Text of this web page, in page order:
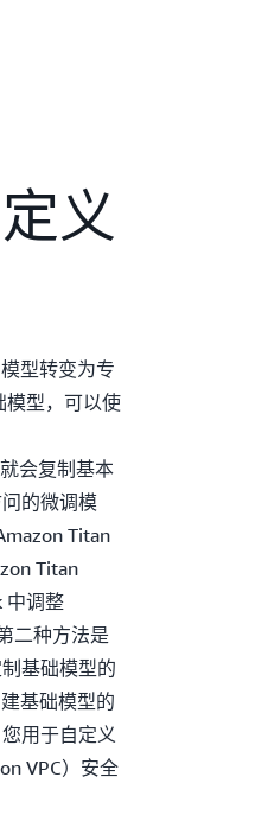
义
型转变为专
模型，可以使
会复制基本
的微调模
Titan
Titan
中调整
二种方法是
基础模型的
基础模型的
用于自定义
VPC）安全